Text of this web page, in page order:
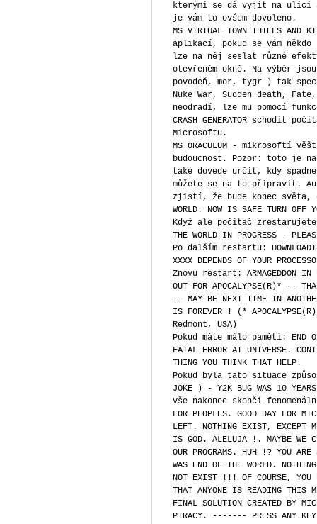
kterými se dá vyjít na ulici
je vám to ovšem dovoleno.
MS VIRTUAL TOWN THIEFS
aplikací, pokud se vám
lze na něj seslat různé
otevřeném okně. Na výběr
povodeň, mor, tygr ) tak
Nuke War, Sudden death,
neodradí, lze mu pomocí funkce
CRASH GENERATOR schodit
Microsoftu.
MS ORACULUM - mikrosoftí
budoucnost. Pozor: toto je
také dovede určit, kdy
můžete se na to připravit.
zjistí, že bude konec světa,
WORLD. NOW IS SAFE TURN OFF
Když ale počítač zrestarujete,
THE WORLD IN PROGRESS -
Po dalším restartu:
XXXX DEPENDS OF YOUR
Znovu restart: ARMAGEDDON IN
OUT FOR APOCALYPSE(R)* --
-- MAY BE NEXT TIME IN
IS FOREVER ! (*
Redmont, USA)
Pokud máte málo paměti: END OF
FATAL ERROR AT UNIVERSE.
THING YOU THINK THAT HELP.
Pokud byla tato situace
JOKE ) - Y2K BUG WAS 10
Vše nakonec skončí
FOR PEOPLES. GOOD DAY FOR
LEFT. NOTHING EXIST, EXCEPT
IS GOD. ALELUJA !. MAYBE WE
OUR PROGRAMS. HUH !? YOU
WAS END OF THE WORLD.
NOT EXIST !!! OF COURSE, YOU
THAT ANYONE IS READING THIS
FINAL SOLUTION CREATED BY
PIRACY. ------- PRESS ANY